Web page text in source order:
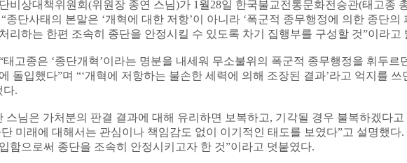
비상대책위원회(위원장 종연 스님)가 1월28일 한국불교전통문화전승관(태고종
종단사태의 본말은 ‘개혁에 대한 저항’이 아니라 ‘폭군적 종무행정에 의한 종단의
리하는 한편 조속히 종단을 안정시킬 수 있도록 차기 집행부를 구성할 것”이라고
태고종은 ‘종단개혁’이라는 명분을 내세워 무소불위의 폭군적 종무행정을 휘두르
돌입했다”며 “‘개혁에 저항하는 불손한 세력에 의해 조장된 결과’라고 억지를
다.
스님은 가처분의 판결 결과에 대해 유리하면 보복하고, 기각될 경우 불복하겠다고
미래에 대해서는 관심이나 책임감도 없이 이기적인 태도를 보였다”고 설명했다
함으로써 종단을 조속히 안정시키고자 한 것”이라고 덧붙였다.